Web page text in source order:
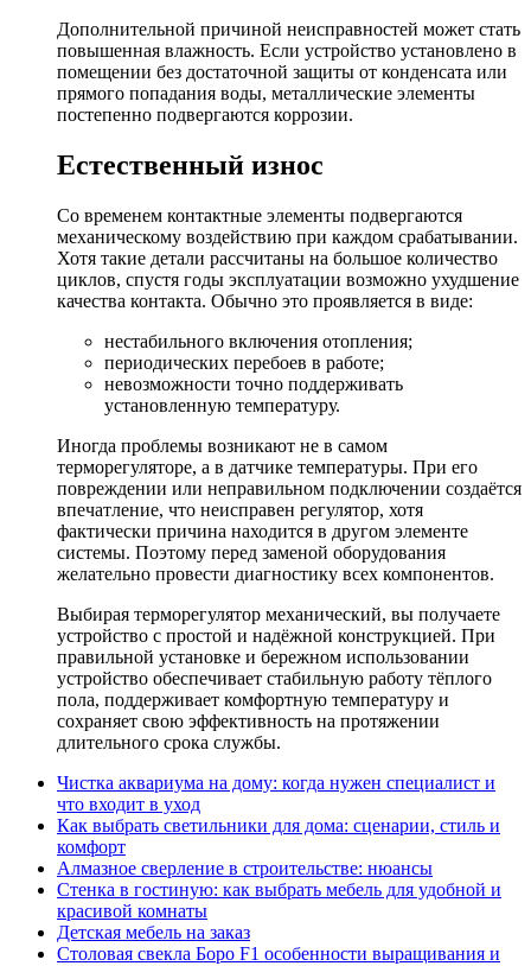
Дополнительной причиной неисправностей может стать
повышенная влажность. Если устройство установлено в
помещении без достаточной защиты от конденсата или
прямого попадания воды, металлические элементы
постепенно подвергаются коррозии.
Естественный износ
Со временем контактные элементы подвергаются
механическому воздействию при каждом срабатывании.
Хотя такие детали рассчитаны на большое количество
циклов, спустя годы эксплуатации возможно ухудшение
качества контакта. Обычно это проявляется в виде:
нестабильного включения отопления;
периодических перебоев в работе;
невозможности точно поддерживать
установленную температуру.
Иногда проблемы возникают не в самом
терморегуляторе, а в датчике температуры. При его
повреждении или неправильном подключении создаётся
впечатление, что неисправен регулятор, хотя
фактически причина находится в другом элементе
системы. Поэтому перед заменой оборудования
желательно провести диагностику всех компонентов.
Выбирая терморегулятор механический, вы получаете
устройство с простой и надёжной конструкцией. При
правильной установке и бережном использовании
устройство обеспечивает стабильную работу тёплого
пола, поддерживает комфортную температуру и
сохраняет свою эффективность на протяжении
длительного срока службы.
Чистка аквариума на дому: когда нужен специалист и
что входит в уход
Как выбрать светильники для дома: сценарии, стиль и
комфорт
Алмазное сверление в строительстве: нюансы
Стенка в гостиную: как выбрать мебель для удобной и
красивой комнаты
Детская мебель на заказ
Столовая свекла Боро F1 особенности выращивания и